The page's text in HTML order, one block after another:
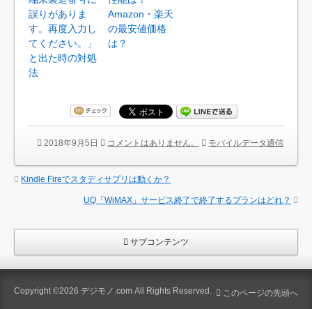
誤りがありま
す。再度入力し
てください。」
と出た時の対処
法
Amazon・楽天
の最安値価格
は？
2018年9月5日 コメントはありません。 モバイルデータ通信
Kindle Fireでスタディサプリは動くか？
UQ「WiMAX」サービス終了で終了するプランはどれ？
サブコンテンツ
Copyright ©2026 デジモノ.com All Rights Reserved. このページの先頭へ